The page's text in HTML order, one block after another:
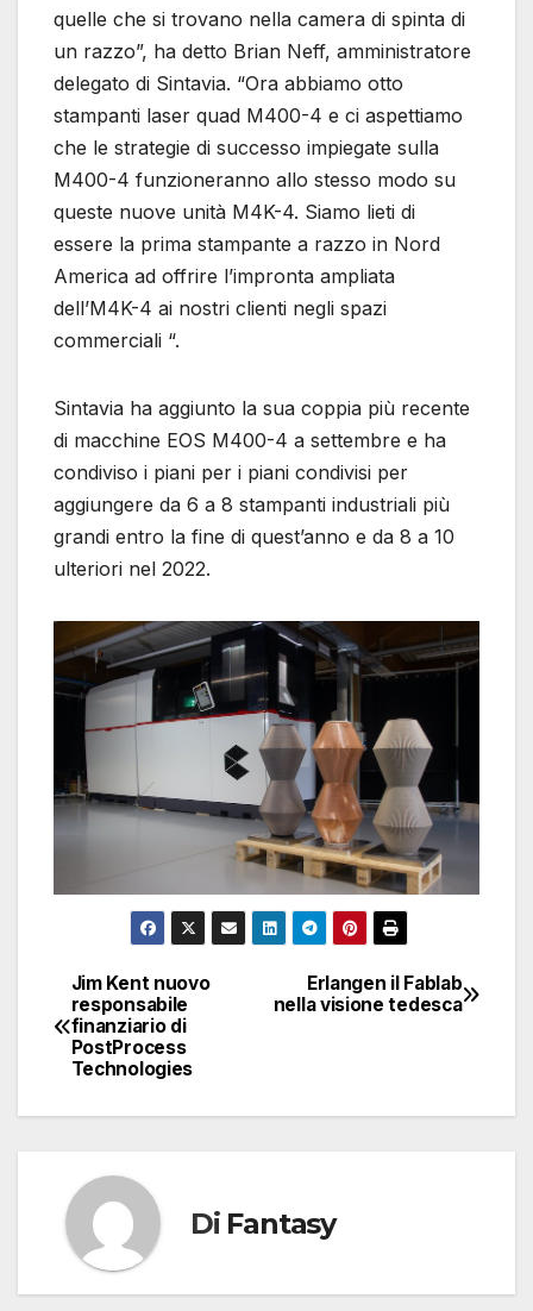
quelle che si trovano nella camera di spinta di
un razzo”, ha detto Brian Neff, amministratore
delegato di Sintavia. “Ora abbiamo otto
stampanti laser quad M400-4 e ci aspettiamo
che le strategie di successo impiegate sulla
M400-4 funzioneranno allo stesso modo su
queste nuove unità M4K-4. Siamo lieti di
essere la prima stampante a razzo in Nord
America ad offrire l’impronta ampliata
dell’M4K-4 ai nostri clienti negli spazi
commerciali “.
Sintavia ha aggiunto la sua coppia più recente
di macchine EOS M400-4 a settembre e ha
condiviso i piani per i piani condivisi per
aggiungere da 6 a 8 stampanti industriali più
grandi entro la fine di quest’anno e da 8 a 10
ulteriori nel 2022.
Navigazione
articoli
Erlangen il Fablab
nella visione tedesca
Jim Kent nuovo
responsabile
finanziario di
PostProcess
Technologies
Di Fantasy